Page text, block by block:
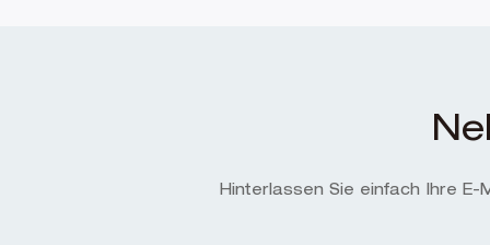
Hinterlassen Sie einfach Ihre